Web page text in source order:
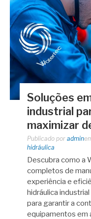
Soluções
industrial
maximizar
Publicado por admin
hidráulica
Descubra como a
completos de
experiência e
hidráulica
para garantir a
equipamentos em